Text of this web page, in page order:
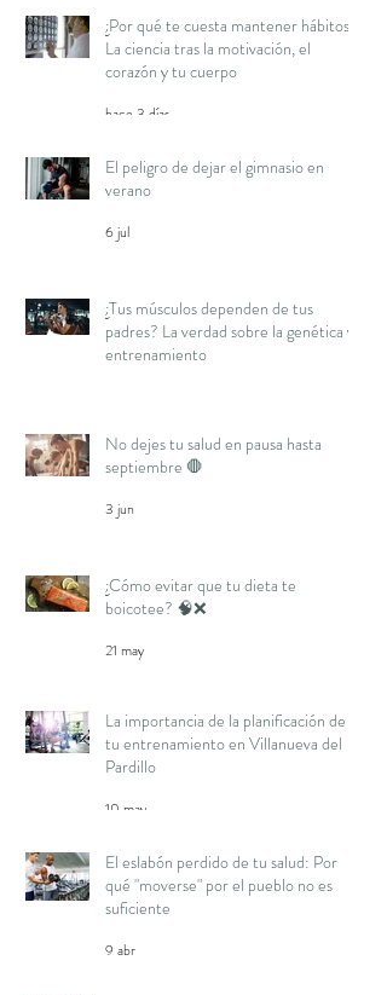
¿Por qué te cuesta mantener hábitos?
La ciencia tras la motivación, el
corazón y tu cuerpo
hace 3 días
El peligro de dejar el gimnasio en
verano
6 jul
¿Tus músculos dependen de tus
padres? La verdad sobre la genética y
entrenamiento
No dejes tu salud en pausa hasta
septiembre 🛑
3 jun
¿Cómo evitar que tu dieta te
boicotee? 🧠❌
21 may
La importancia de la planificación de
tu entrenamiento en Villanueva del
Pardillo
10 may
El eslabón perdido de tu salud: Por
qué "moverse" por el pueblo no es
suficiente
9 abr